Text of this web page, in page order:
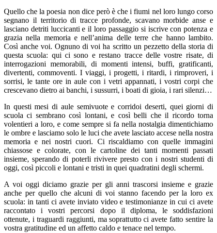
Quello che la poesia non dice però è che i fiumi nel loro lungo corso
segnano il territorio di tracce profonde, scavano morbide anse e
lasciano detriti luccicanti e il loro passaggio si iscrive con potenza e
grazia nella memoria e nell’anima delle terre che hanno lambito.
Così anche voi. Ognuno di voi ha scritto un pezzetto della storia di
questa scuola: qui ci sono e restano tracce delle vostre risate, di
interrogazioni memorabili, di momenti intensi, buffi, gratificanti,
divertenti, commoventi. I viaggi, i progetti, i ritardi, i rimproveri, i
sorrisi, le tante ore in aule con i vetri appannati, i vostri corpi che
crescevano dietro ai banchi, i sussurri, i boati di gioia, i rari silenzi…
In questi mesi di aule semivuote e corridoi deserti, quei giorni di
scuola ci sembrano così lontani, e così belli che il ricordo torna
volentieri a loro, e come sempre si fa nella nostalgia dimentichiamo
le ombre e lasciamo solo le luci che avete lasciato accese nella nostra
memoria e nei nostri cuori. Ci riscaldiamo con quelle immagini
chiassose e colorate, con le cartoline dei tanti momenti passati
insieme, sperando di poterli rivivere presto con i nostri studenti di
oggi, così piccoli e lontani e tristi in quei quadratini degli schermi.
A voi oggi diciamo grazie per gli anni trascorsi insieme e grazie
anche per quello che alcuni di voi stanno facendo per la loro ex
scuola: in tanti ci avete inviato video e testimonianze in cui ci avete
raccontato i vostri percorsi dopo il diploma, le soddisfazioni
ottenute, i traguardi raggiunti, ma soprattutto ci avete fatto sentire la
vostra gratitudine ed un affetto caldo e tenace nel tempo.